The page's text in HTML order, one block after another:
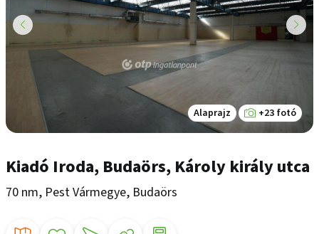
Alaprajz +23 fotó
Kiadó Iroda, Budaörs, Károly király utca
70 nm, Pest Vármegye, Budaörs